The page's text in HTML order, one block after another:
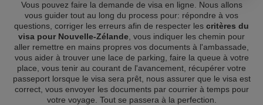
Vous pouvez faire la demande de visa en ligne. Nous allons
vous guider tout au long du process pour: répondre à vos
questions, corriger les erreurs afin de respecter les critères du
visa pour Nouvelle-Zélande , vous indiquer les chemin pour
aller remettre en mains propres vos documents à l'ambassade,
vous aider à trouver une lace de parking, faire la queue à votre
place, vous tenir au courant de l'avancement, récupérer votre
passeport lorsque le visa sera prêt, nous assurer que le visa est
correct, vous envoyer les documents par courrier à temps pour
votre voyage. Tout se passera à la perfection.